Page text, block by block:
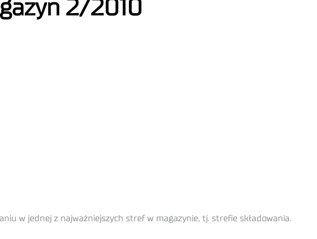
2/2010
w jednej z najważniejszych stref w magazynie, tj. strefie składowania.